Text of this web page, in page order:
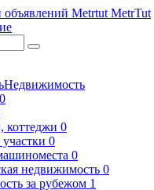
MetrTut
Недвижимость
0
коттеджи 0
0
0
недвижимость 0
за рубежом 1